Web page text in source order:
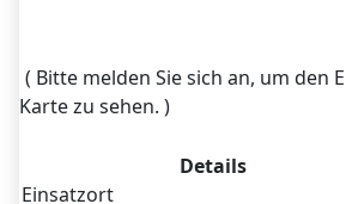
( Bitte melden Sie sich an, um den
Karte zu sehen. )
Einsatzort
Details